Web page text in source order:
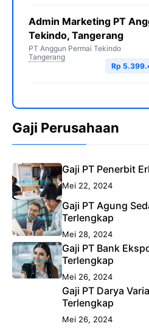
Admin Marketing PT
Tekindo, Tangerang
PT Anggun Permai Tekindo
Tangerang
Rp
Gaji Perusahaan
Gaji PT Penerbit
Mei 22, 2024
Gaji PT Agung
Terlengkap
Mei 28, 2024
Gaji PT Bank
Terlengkap
Mei 26, 2024
Gaji PT Darya
Terlengkap
Mei 26, 2024